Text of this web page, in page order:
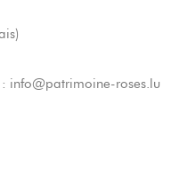
info@patrimoine-roses.lu